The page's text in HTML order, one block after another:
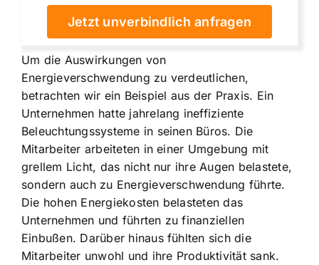
Jetzt unverbindlich anfragen
Um die Auswirkungen von
Energieverschwendung zu verdeutlichen,
betrachten wir ein Beispiel aus der Praxis. Ein
Unternehmen hatte jahrelang ineffiziente
Beleuchtungssysteme in seinen Büros. Die
Mitarbeiter arbeiteten in einer Umgebung mit
grellem Licht, das nicht nur ihre Augen belastete,
sondern auch zu Energieverschwendung führte.
Die hohen Energiekosten belasteten das
Unternehmen und führten zu finanziellen
Einbußen. Darüber hinaus fühlten sich die
Mitarbeiter unwohl und ihre Produktivität sank.